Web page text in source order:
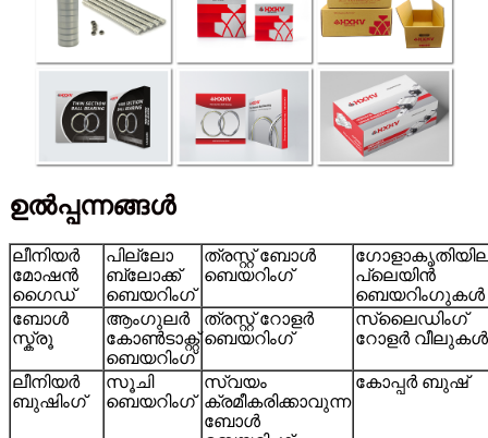
ഉൽപ്പന്നങ്ങൾ
ലീനിയർ
മോഷൻ
ഗൈഡ്
പില്ലോ
ബ്ലോക്ക്
ബെയറിംഗ്
ത്രസ്റ്റ് ബോൾ
ബെയറിംഗ്
പ്ലെയിൻ
ബെയറിംഗുകൾ
ബോൾ
സ്ക്രൂ
ആംഗുലർ
കോൺടാക്റ്റ്
ബെയറിംഗ്
ത്രസ്റ്റ് റോളർ
ബെയറിംഗ്
സ്ലൈഡിംഗ്
റോളർ വീലുകൾ
ലീനിയർ
ബുഷിംഗ്
സൂചി
ബെയറിംഗ്
സ്വയം
ക്രമീകരിക്കാവുന്ന
ബോൾ
കോപ്പർ ബുഷ്